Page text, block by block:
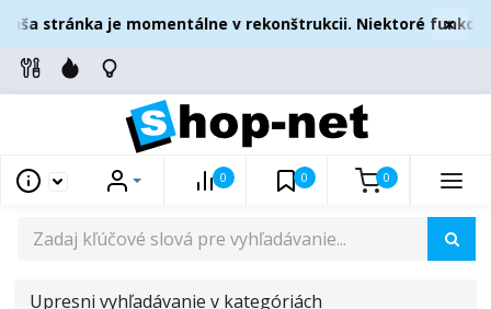
stránka je momentálne v rekonštrukcii. Niektoré ×
0 0 0
UPRESNI